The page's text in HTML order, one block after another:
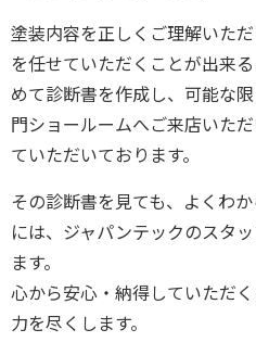
塗装内容を正しくご理解いた
を任せていただくことが出来
めて診断書を作成し、可能な
門ショールームへご来店いた
ていただいております。
その診断書を見ても、よくわ
には、ジャパンテックのスタ
ます。
心から安心・納得していただ
力を尽くします。